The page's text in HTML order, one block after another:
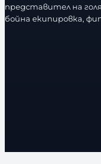
представител на
бойна екипировка,